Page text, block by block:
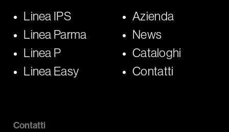
Linea IPS
Linea Parma
Linea P
Linea Easy
Azienda
News
Cataloghi
Contatti
Contatti